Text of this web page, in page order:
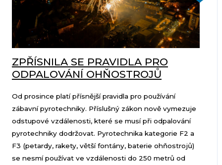
ZPŘÍSNILA SE PRAVIDLA PRO
ODPALOVÁNÍ OHŇOSTROJŮ
Od prosince platí přísnější pravidla pro používání
zábavní pyrotechniky. Příslušný zákon nově vymezuje
odstupové vzdálenosti, které se musí při odpalování
pyrotechniky dodržovat. Pyrotechnika kategorie F2 a
F3 (petardy, rakety, větší fontány, baterie ohňostrojů)
se nesmí používat ve vzdálenosti do 250 metrů od